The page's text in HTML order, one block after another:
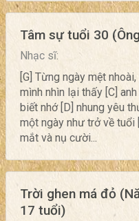
Tâm sự tuổi 30
Nhạc sĩ:
[G] Từng ngày mệt
mình nhìn lại thấy [C]
biết nhớ [D] nhung yêu
một ngày như trở về tuổi
mắt và nụ cười...
Trời ghen má đỏ
17 tuổi)